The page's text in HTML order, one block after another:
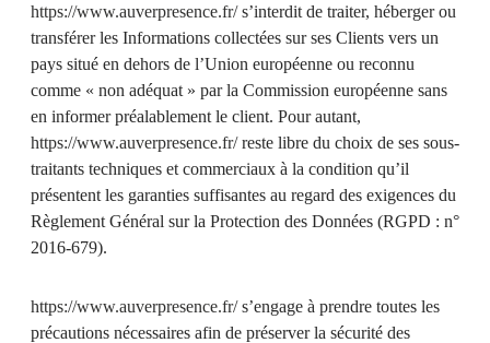
https://www.auverpresence.fr/s’interdit de traiter, héberger ou
transférer les Informations collectées sur ses Clients vers un
pays situé en dehors de l’Union européenne ou reconnu
comme « non adéquat » par la Commission européenne sans
en informer préalablement le client. Pour autant,
https://www.auverpresence.fr/reste libre du choix de ses sous-
traitants techniques et commerciaux à la condition qu’il
présentent les garanties suffisantes au regard des exigences du
Règlement Général sur la Protection des Données (RGPD : n°
2016-679).
https://www.auverpresence.fr/s’engage à prendre toutes les
précautions nécessaires afin de préserver la sécurité des